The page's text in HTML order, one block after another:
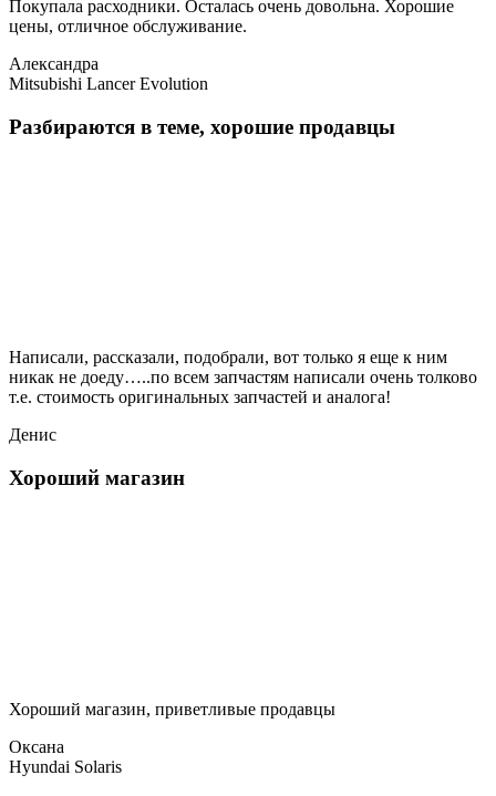
Покупала расходники. Осталась очень довольна. Хорошие
цены, отличное обслуживание.
Александра
Mitsubishi Lancer Evolution
Разбираются в теме, хорошие продавцы
Написали, рассказали, подобрали, вот только я еще к ним
никак не доеду…..по всем запчастям написали очень толково
т.е. стоимость оригинальных запчастей и аналога!
Денис
Хороший магазин
Хороший магазин, приветливые продавцы
Оксана
Hyundai Solaris